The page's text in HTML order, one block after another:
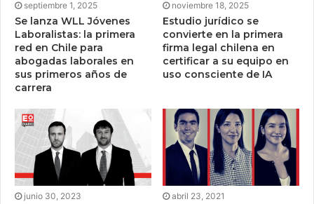
septiembre 1, 2025
Se lanza WLL Jóvenes
Laboralistas: la primera
red en Chile para
abogadas laborales en
sus primeros años de
carrera
noviembre 18, 2025
Estudio jurídico se
convierte en la primera
firma legal chilena en
certificar a su equipo en
uso consciente de IA
junio 30, 2023 abril 23, 2021